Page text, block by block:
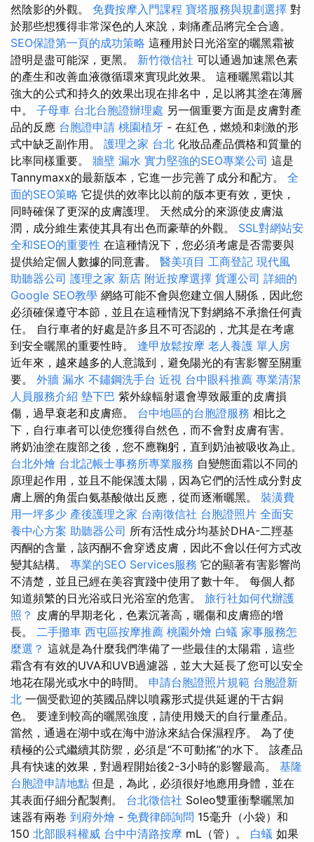
然陰影的外觀。 免費按摩入門課程 寶塔服務與規劃選擇 對
於那些想獲得非常深色的人來說，刺痛產品將完全合適。
SEO保證第一頁的成功策略 這種用於日光浴室的曬黑霜被
證明是盡可能深，更黑。 新竹徵信社 可以通過加速黑色素
的產生和改善血液微循環來實現此效果。 這種曬黑霜以其
強大的公式和持久的效果出現在排名中，足以將其塗在薄層
中。 子母車 台北台胞證辦理處 另一個重要方面是皮膚對產
品的反應 台胞證申請 桃園植牙 - 在紅色，燃燒和刺激的形
式中缺乏副作用。 護理之家 台北 化妝品產品價格和質量的
比率同樣重要。 牆壁 漏水 實力堅強的SEO專業公司 這是
Tannymaxx的最新版本，它進一步完善了成分和配方。 全
面的SEO策略 它提供的效率比以前的版本更有效，更快，
同時確保了更深的皮膚護理。 天然成分的來源使皮膚滋
潤，成分維生素使其具有出色而豪華的外觀。 SSL對網站安
全和SEO的重要性 在這種情況下，您必須考慮是否需要與
提供給定個人數據的同意書。 醫美項目 工商登記 現代風
助聽器公司 護理之家 新店 附近按摩選擇 貨運公司 詳細的
Google SEO教學 網絡可能不會與您建立個人關係，因此您
必須確保遵守本節，並且在這種情況下對網絡不承擔任何責
任。 自行車者的好處是許多且不可否認的，尤其是在考慮
到安全曬黑的重要性時。 逢甲放鬆按摩 老人養護 單人房
近年來，越來越多的人意識到，避免陽光的有害影響至關重
要。 外牆 漏水 不鏽鋼洗手台 近視 台中眼科推薦 專業清潔
人員服務介紹 墊下巴 紫外線輻射還會導致嚴重的皮膚損
傷，過早衰老和皮膚癌。 台中地區的台胞證服務 相比之
下，自行車者可以使您獲得自然色，而不會對皮膚有害。
將奶油塗在腹部之後，您不應鞠躬，直到奶油被吸收為止。
台北外燴 台北記帳士事務所專業服務 自變態面霜以不同的
原理起作用，並且不能保護太陽，因為它們的活性成分對皮
膚上層的角蛋白氨基酸做出反應，從而逐漸曬黑。 裝潢費
用一坪多少 產後護理之家 台南徵信社 台胞證照片 全面安
養中心方案 助聽器公司 所有活性成分均基於DHA-二羥基
丙酮的含量，該丙酮不會穿透皮膚，因此不會以任何方式改
變其結構。 專業的SEO Services服務 它的顯著有害影響尚
不清楚，並且已經在美容實踐中使用了數十年。 每個人都
知道頻繁的日光浴或日光浴室的危害。 旅行社如何代辦護
照？ 皮膚的早期老化，色素沉著高，曬傷和皮膚癌的增
長。 二手攤車 西屯區按摩推薦 桃園外燴 白蟻 家事服務怎
麼選？ 這就是為什麼我們準備了一些最佳的太陽霜，這些
霜含有有效的UVA和UVB過濾器，並大大延長了您可以安全
地花在陽光或水中的時間。 申請台胞證照片規範 台胞證新
北 一個受歡迎的英國品牌以噴霧形式提供延遲的干古銅
色。 要達到較高的曬黑強度，請使用幾天的自行量產品。
當然，通過在湖中或在海中游泳來結合保濕程序。 為了使
積極的公式繼續其防禦，必須是“不可動搖”的水下。 該產品
具有快速的效果，對過程開始後2-3小時的影響最高。 基隆
台胞證申請地點 但是，為此，必須很好地應用身體，並在
其表面仔細分配製劑。 台北徵信社 Soleo雙重衝擊曬黑加
速器有兩卷 到府外燴 - 免費律師詢問 15毫升（小袋）和
150 北部眼科權威 台中中清路按摩 mL（管）。 白蟻 如果